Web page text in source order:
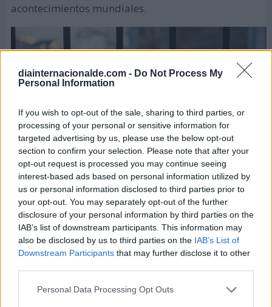
diainternacionalde.com - Do Not Process My
Personal Information
If you wish to opt-out of the sale, sharing to third parties, or
processing of your personal or sensitive information for
targeted advertising by us, please use the below opt-out
section to confirm your selection. Please note that after your
opt-out request is processed you may continue seeing
interest-based ads based on personal information utilized by
us or personal information disclosed to third parties prior to
your opt-out. You may separately opt-out of the further
disclosure of your personal information by third parties on the
IAB’s list of downstream participants. This information may
also be disclosed by us to third parties on the IAB’s List of
Downstream Participants that may further disclose it to other
Personal Data Processing Opt Outs
acontecimientos mundiales.
Estas son algunas de las enfermedades epidémicas
más conocidas de la historia:
Peste bubónica (1720-1722):
Es una infección producida por la bacteria